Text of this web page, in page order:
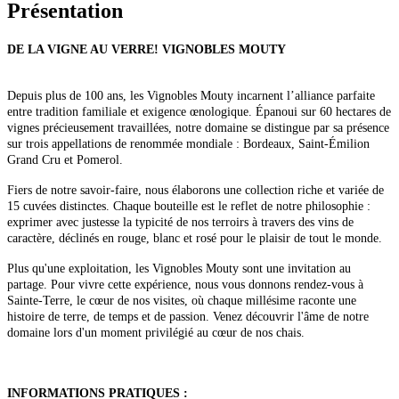
Présentation
DE LA VIGNE AU VERRE! VIGNOBLES MOUTY
Depuis plus de 100 ans, les Vignobles Mouty incarnent l’alliance parfaite
entre tradition familiale et exigence œnologique. Épanoui sur 60 hectares de
vignes précieusement travaillées, notre domaine se distingue par sa présence
sur trois appellations de renommée mondiale : Bordeaux, Saint-Émilion
Grand Cru et Pomerol.
Fiers de notre savoir-faire, nous élaborons une collection riche et variée de
15 cuvées distinctes. Chaque bouteille est le reflet de notre philosophie :
exprimer avec justesse la typicité de nos terroirs à travers des vins de
caractère, déclinés en rouge, blanc et rosé pour le plaisir de tout le monde.
Plus qu'une exploitation, les Vignobles Mouty sont une invitation au
partage. Pour vivre cette expérience, nous vous donnons rendez-vous à
Sainte-Terre, le cœur de nos visites, où chaque millésime raconte une
histoire de terre, de temps et de passion. Venez découvrir l'âme de notre
domaine lors d'un moment privilégié au cœur de nos chais.
INFORMATIONS PRATIQUES :